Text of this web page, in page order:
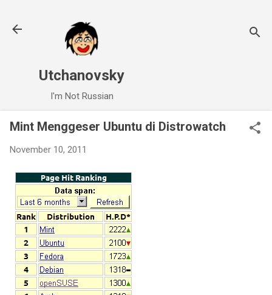
Utchanovsky
I'm Not Russian
Mint Menggeser Ubuntu di Distrowatch
November 10, 2011